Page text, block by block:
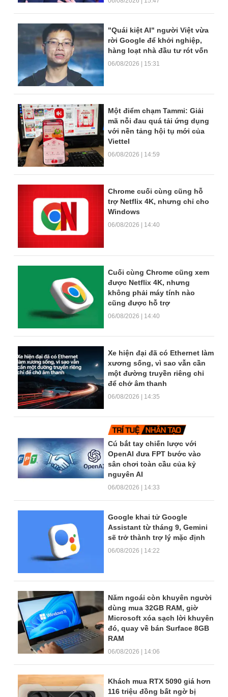
"Quái kiệt AI" người Việt vừa
rời Google để khởi nghiệp,
hàng loạt nhà đầu tư rót vốn
06/08/2026 | 15:31
Một điểm chạm Tammi: Giải
mã nỗi đau quá tải ứng dụng
với nền tảng hội tụ mới của
Viettel
06/08/2026 | 14:59
Chrome cuối cùng cũng hỗ
trợ Netflix 4K, nhưng chỉ cho
Windows
06/08/2026 | 14:40
Cuối cùng Chrome cũng xem
được Netflix 4K, nhưng
không phải máy tính nào
cũng được hỗ trợ
06/08/2026 | 14:40
Xe hiện đại đã có Ethernet làm
xương sống, vì sao vẫn cần
một đường truyền riêng chỉ
để chở âm thanh
06/08/2026 | 14:35
Cú bắt tay chiến lược với
OpenAI đưa FPT bước vào
sân chơi toàn cầu của kỷ
nguyên AI
06/08/2026 | 14:33
Google khai tử Google
Assistant từ tháng 9, Gemini
sẽ trở thành trợ lý mặc định
06/08/2026 | 14:22
Năm ngoái còn khuyên người
dùng mua 32GB RAM, giờ
Microsoft xóa sạch lời khuyên
đó, quay về bán Surface 8GB
RAM
06/08/2026 | 14:06
Khách mua RTX 5090 giá hơn
116 triệu đồng bất ngờ bị